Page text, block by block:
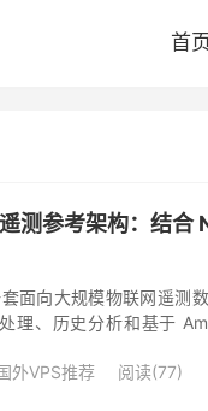
首
测参考架构：结
面向大规模物联网遥测
理、历史分析和基于
外VPS推荐 阅读(77)